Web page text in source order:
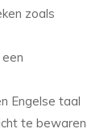
zoals
Engelse taal
te bewaren